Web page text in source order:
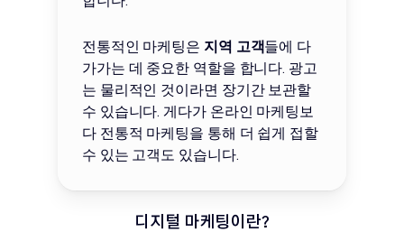
전통적인 마케팅은 지역 고객들에 다
가가는 데 중요한 역할을 합니다. 광고
는 물리적인 것이라면 장기간 보관할
수 있습니다. 게다가 온라인 마케팅보
다 전통적 마케팅을 통해 더 쉽게 접할
수 있는 고객도 있습니다.
디지털 마케팅이란?